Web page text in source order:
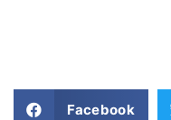
Facebook